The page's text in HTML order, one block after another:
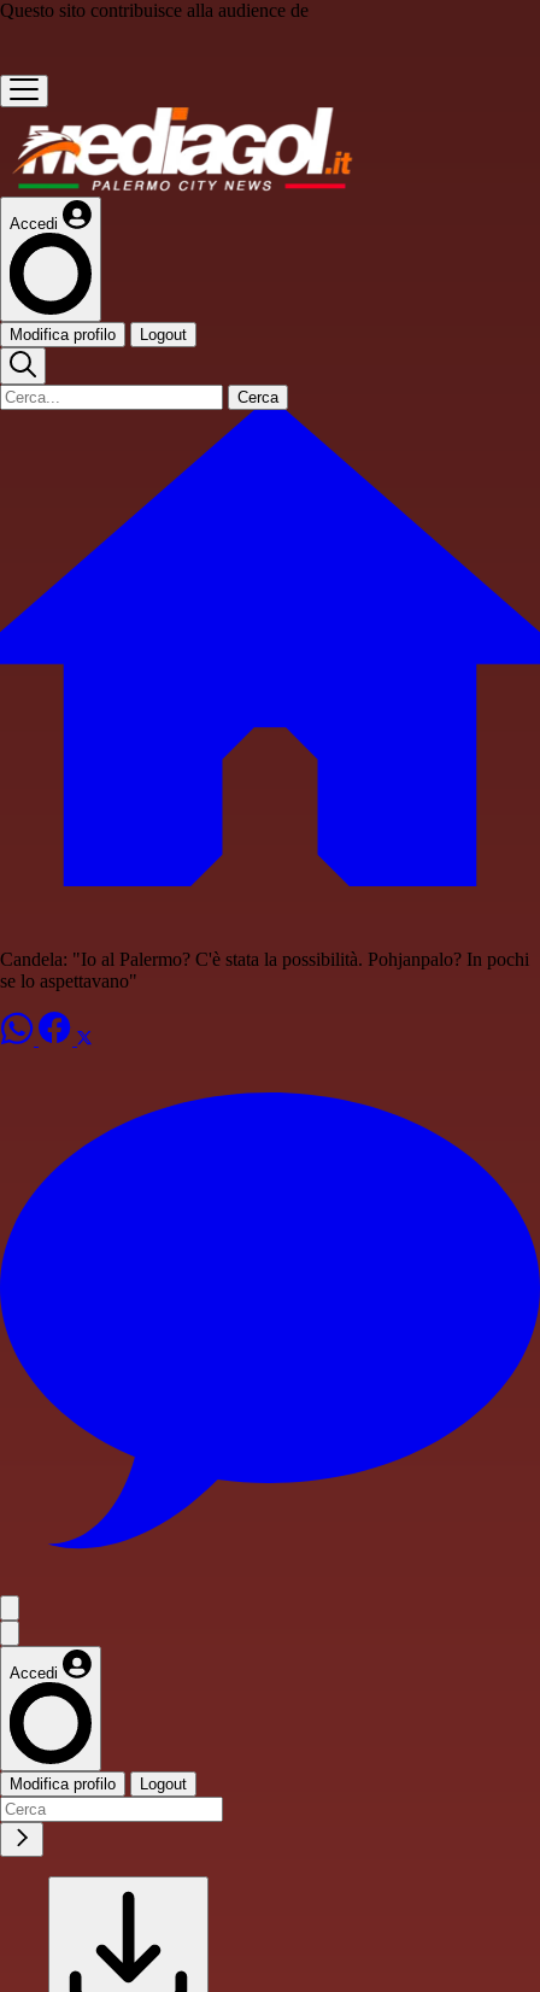
Questo sito contribuisce alla audience de
Accedi
Modifica profilo Logout
Cerca
Candela: "Io al Palermo? C'è stata la possibilità. Pohjanpalo? In pochi
se lo aspettavano"
Accedi
Modifica profilo Logout